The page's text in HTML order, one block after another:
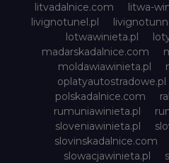
litvadalnice.com
litwa-
livignotunel.pl
lotwawinieta.pl
madarskadalnice.com
moldawiawinieta.pl
oplatyautostradowe.pl
polskadalnice.com
rumuniawinieta.pl
sloveniawinieta.pl
slovinskadalnice.com
slowacjawinieta.pl